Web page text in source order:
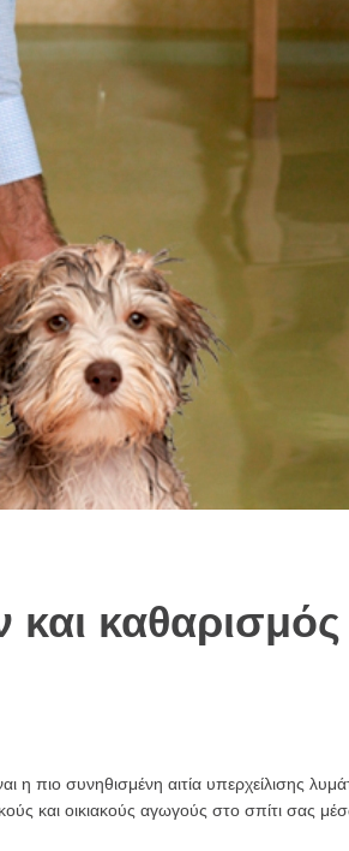
καθαρισμός
πιο συνηθισμένη αιτία υπερχείλισης
και οικιακούς αγωγούς στο σπίτι σας